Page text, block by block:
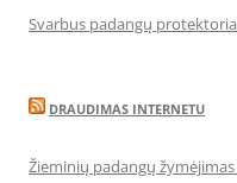
Svarbus padangų
DRAUDIMAS INTERNETU
Žieminių padangų